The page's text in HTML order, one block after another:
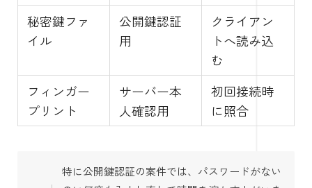
秘密鍵ファ
イル
公開鍵認証
用
クライアン
トへ読み込
む
フィンガー
プリント
サーバー本
人確認用
初回接続時
に照合
特に公開鍵認証の案件では、パスワードがない